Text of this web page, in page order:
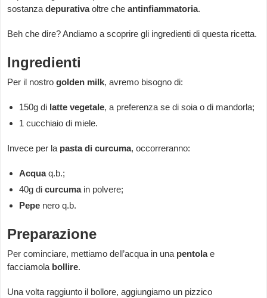
sostanzadepurativaoltre cheantinfiammatoria.
Beh che dire? Andiamo a scoprire gli ingredienti di questa ricetta.
Ingredienti
Per il nostrogolden milk, avremo bisogno di:
150g di latte vegetale, a preferenza se di soia o di mandorla;
1 cucchiaio di miele.
Invece per la pasta di curcuma, occorreranno:
Acquaq.b.;
40g dicurcumain polvere;
Pepe nero q.b.
Preparazione
Per cominciare, mettiamo dell’acqua in una pentolae
facciamola bollire.
Una volta raggiunto il bollore, aggiungiamo un pizzico